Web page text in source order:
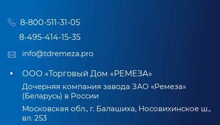
8-800-511-31-05
8-495-414-15-35
info@tdremeza.pro
ООО «Торговый Дом «РЕМЕЗА»
Дочерняя компания завода ЗАО «Ремеза»
(Беларусь) в России
Московская обл., г. Балашиха, Носовихинское ш.,
вл. 253